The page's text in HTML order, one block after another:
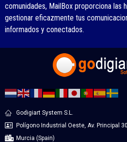
comunidades, MailBox proporciona las
gestionar eficazmente tus
informados y conectados.
Godigiart System S.L.
Polígono Industrial Oeste, Av. Principal
Murcia (Spain)